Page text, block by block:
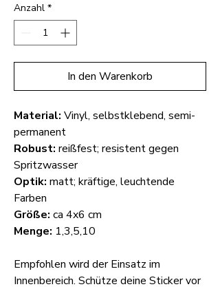
Anzahl *
In den Warenkorb
Material: Vinyl, selbstklebend, semi-
permanent
Robust: reißfest; resistent gegen
Spritzwasser
Optik: matt; kräftige, leuchtende
Farben
Größe: ca 4x6 cm
Menge: 1,3,5,10
Empfohlen wird der Einsatz im
Innenbereich. Schütze deine Sticker vor